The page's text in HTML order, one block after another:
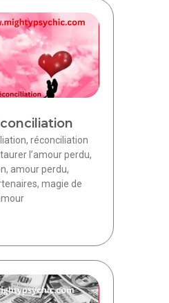
réconciliation
l’amour perdu,
amour perdu,
magie de